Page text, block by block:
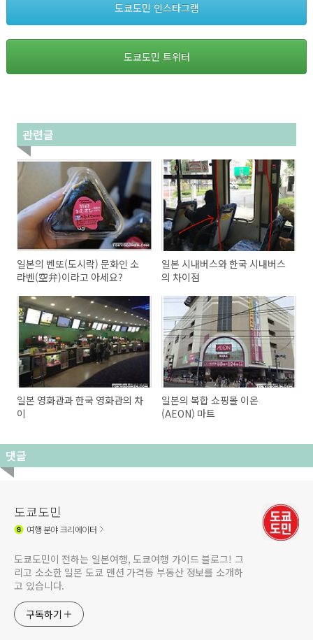
도쿄도민 인스타그램
도쿄도민 트위터
관련글
일본의 벤또(도시락) 문화인 소
라벤(空弁)이라고 아세요?
일본 시내버스와 한국 시내버스
의 차이점
일본 영화관과 한국 영화관의 차
이
일본의 복합 쇼핑몰 이온
(AEON) 마트
댓글
도쿄도민
여행분야 크리에이터
도쿄도민이 전하는 일본여행, 도쿄여행 가이드 블로그! 그
리고 소소한 일본 도쿄 맨션 가격등 부동산 정보를 소개하
고 있습니다.
구독하기